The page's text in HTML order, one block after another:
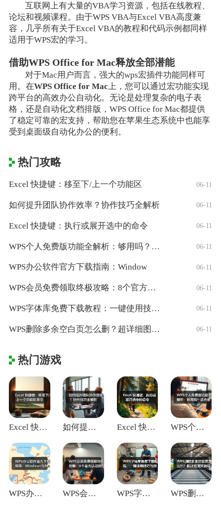
互联网上有大量的VBA学习资源，包括在线教程、
论坛和视频课程。由于WPS VBA与Excel VBA高度兼
容，几乎所有关于Excel VBA的教程和代码示例都同样
适用于WPS宏的学习。
借助WPS Office for Mac释放全部潜能
对于Mac用户而言，强大的wps宏插件功能同样可
用。在WPS Office for Mac 上，您可以通过宏功能实现
跨平台的高效办公自动化。无论是处理复杂的电子表
格，还是自动化文档排版，WPS Office for Mac都提供
了稳定可靠的宏支持，帮助您在苹果生态系统中也能享
受到桌面级自动化办公的便利。
热门攻略
Excel 快捷键：移至下/上一个功能区 06-11
如何提升团队协作效率？协作技巧全解析 06-11
Excel 快捷键：执行或展开选中的命令 06-11
WPS个人免费版功能全解析：够用吗？适合 06-11
WPS办公软件官方下载指南：Window 06-11
WPS会员免费领取终极攻略：8个官方认证 06-11
WPS字体库免费下载教程：一键使用技巧与 06-11
WPS删除多余空白页怎么删？超详细图文教 06-11
热门游戏
Excel 快捷键：移至下/上一个功能区 如何提升团队协作效率？协作技巧全解析 Excel 快捷键：执行或展开选中的命令 WPS个人免费版功能全解析：够用吗？适合
WPS办公软件官方下载指南：Window WPS会员免费领取终极攻略：8个官方认证 WPS字体库免费下载教程：一键使用技巧与 WPS删除多余空白页怎么删？超详细图文教